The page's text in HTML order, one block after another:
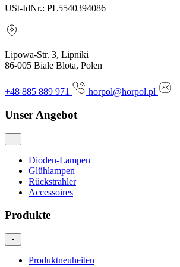
USt-IdNr.: PL5540394086
Lipowa-Str. 3, Lipniki
86-005 Biale Blota, Polen
+48 885 889 971 horpol@horpol.pl
Unser Angebot
Dioden-Lampen
Glühlampen
Rückstrahler
Accessoires
Produkte
Produktneuheiten